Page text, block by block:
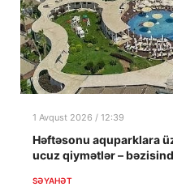
1 Avqust 2026 / 12:39
Həftəsonu aquparklara
ucuz qiymətlər –
SƏYAHƏT